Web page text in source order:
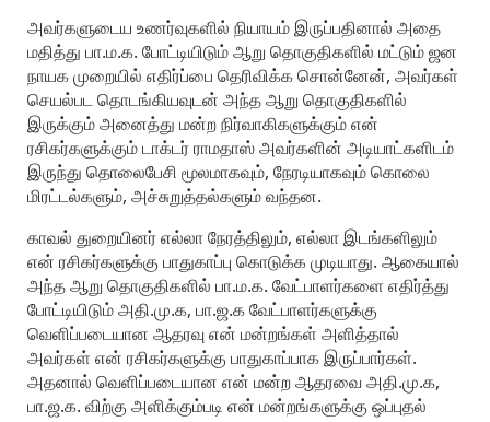
அவர்களுடைய உணர்வுகளில் நியாயம் இருப்பதினால் அதை
மதித்து பா.ம.க. போட்டியிடும் ஆறு தொகுதிகளில் மட்டும் ஜன
நாயக முறையில் எதிர்ப்பை தெரிவிக்க சொன்னேன், அவர்கள்
செயல்பட தொடங்கியவுடன் அந்த ஆறு தொகுதிகளில்
இருக்கும் அனைத்து மன்ற நிர்வாகிகளுக்கும் என்
ரசிகர்களுக்கும் டாக்டர் ராமதாஸ் அவர்களின் அடியாட்களிடம்
இருந்து தொலைபேசி மூலமாகவும், நேரடியாகவும் கொலை
மிரட்டல்களும், அச்சுறுத்தல்களும் வந்தன.
காவல் துறையினர் எல்லா நேரத்திலும், எல்லா இடங்களிலும்
என் ரசிகர்களுக்கு பாதுகாப்பு கொடுக்க முடியாது. ஆகையால்
அந்த ஆறு தொகுதிகளில் பா.ம.க. வேட்பாளர்களை எதிர்த்து
போட்டியிடும் அதி.மு.க, பா.ஜ.க வேட்பாளர்களுக்கு
வெளிப்படையான ஆதரவு என் மன்றங்கள் அளித்தால்
அவர்கள் என் ரசிகர்களுக்கு பாதுகாப்பாக இருப்பார்கள்.
அதனால் வெளிப்படையான என் மன்ற ஆதரவை அதி.மு.க,
பா.ஜ.க. விற்கு அளிக்கும்படி என் மன்றங்களுக்கு ஒப்புதல்